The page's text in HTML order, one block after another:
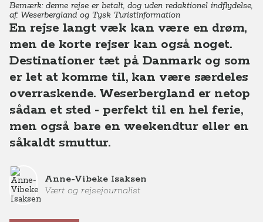
Bemærk: denne rejse er betalt, dog uden redaktionel indflydelse,
af: Weserbergland og Tysk Turistinformation
En rejse langt væk kan være en drøm,
men de korte rejser kan også noget.
Destinationer tæt på Danmark og som
er let at komme til, kan være særdeles
overraskende. Weserbergland er netop
sådan et sted - perfekt til en hel ferie,
men også bare en weekendtur eller en
såkaldt smuttur.
Anne-Vibeke Isaksen
Vært og rejsejournalist